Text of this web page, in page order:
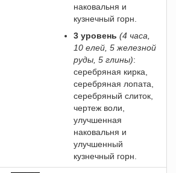
наковальня и
кузнечный горн.
3 уровень (4 часа,
10 елей, 5 железной
руды, 5 глины):
серебряная кирка,
серебряная лопата,
серебряный слиток,
чертеж воли,
улучшенная
наковальня и
улучшенный
кузнечный горн.